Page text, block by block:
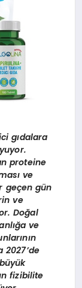
gıdalara
proteine
ve
geçen gün
ve
Doğal
ve
fizibilite